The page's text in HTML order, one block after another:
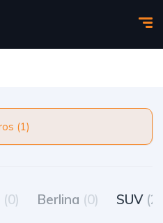
Filtros (1)
(0) Berlina (0) SUV (2)